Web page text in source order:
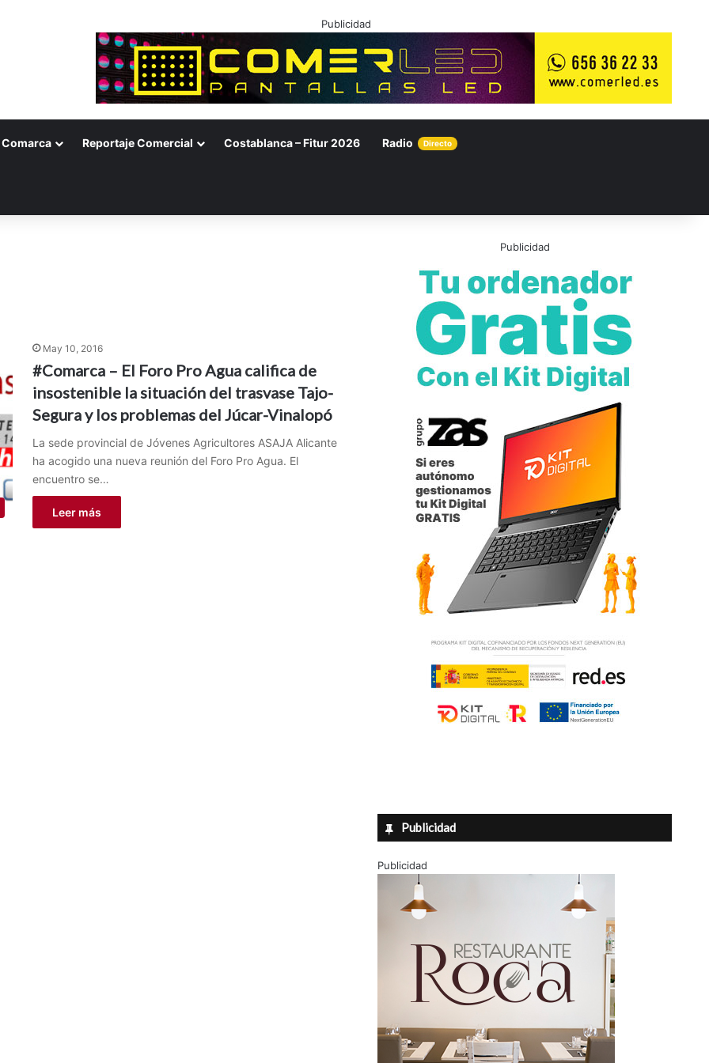
Publicidad
Comarca Reportaje Comercial Costablanca – Fitur 2026 Radio Directo
May 10, 2016
#Comarca – El Foro Pro Agua califica de
insostenible la situación del trasvase Tajo-
Segura y los problemas del Júcar-Vinalopó
La sede provincial de Jóvenes Agricultores ASAJA Alicante
ha acogido una nueva reunión del Foro Pro Agua. El
encuentro se…
Leer más
Publicidad
Publicidad
Publicidad